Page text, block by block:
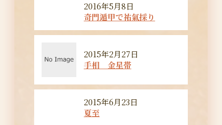
2016年5月8日
奇門遁甲で祐氣採り
2015年2月27日
手相 金星帯
2015年6月23日
夏至